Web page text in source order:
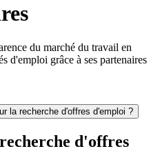
du marché du travail en
d'emploi grâce à ses partenaires
la recherche d'offres d'emploi ?
d'offres